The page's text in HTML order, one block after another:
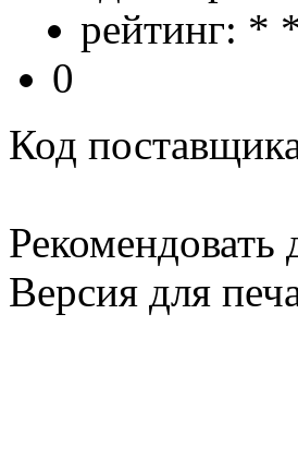
рейтинг: *
0
Код
Рекомендовать
Версия для